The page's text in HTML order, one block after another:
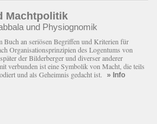
Machtpolitik
und Physiognomik
Buch an seriösen Begriffen und Kriterien für
Organisationsprinzipien des Logentums von
der Bilderberger und diverser anderer
verbunden ist eine Symbolik von Macht, die teils
und als Geheimnis gedacht ist. » Info